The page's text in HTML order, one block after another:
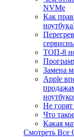
NVMe
Как
ТОП-8
Замена
Apple
Не
Что
Какая
Смотреть Все